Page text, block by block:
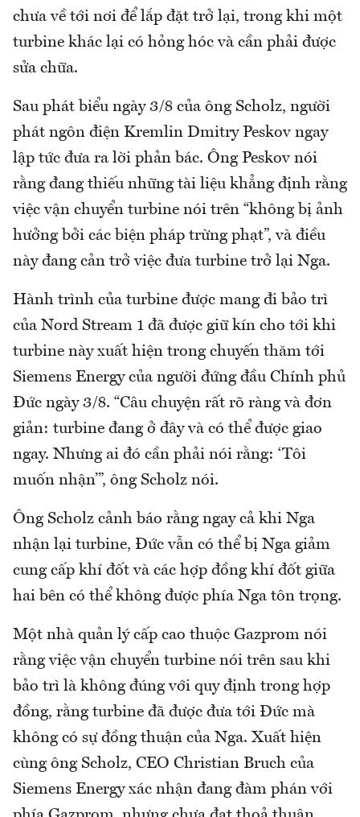
chưa về tới nơi để lắp đặt trở lại, trong khi một
turbine khác lại có hỏng hóc và cần phải được
sửa chữa.
Sau phát biểu ngày 3/8 của ông Scholz, người
phát ngôn điện Kremlin Dmitry Peskov ngay
lập tức đưa ra lời phản bác. Ông Peskov nói
rằng đang thiếu những tài liệu khẳng định rằng
việc vận chuyển turbine nói trên “không bị ảnh
hưởng bởi các biện pháp trừng phạt”, và điều
này đang cản trở việc đưa turbine trở lại Nga.
Hành trình của turbine được mang đi bảo trì
của Nord Stream 1 đã được giữ kín cho tới khi
turbine này xuất hiện trong chuyến thăm tới
Siemens Energy của người đứng đầu Chính phủ
Đức ngày 3/8. “Câu chuyện rất rõ ràng và đơn
giản: turbine đang ở đây và có thể được giao
ngay. Nhưng ai đó cần phải nói rằng: ‘Tôi
muốn nhận’”, ông Scholz nói.
Ông Scholz cảnh báo rằng ngay cả khi Nga
nhận lại turbine, Đức vẫn có thể bị Nga giảm
cung cấp khí đốt và các hợp đồng khí đốt giữa
hai bên có thể không được phía Nga tôn trọng.
Một nhà quản lý cấp cao thuộc Gazprom nói
rằng việc vận chuyển turbine nói trên sau khi
bảo trì là không đúng với quy định trong hợp
đồng, rằng turbine đã được đưa tới Đức mà
không có sự đồng thuận của Nga. Xuất hiện
cùng ông Scholz, CEO Christian Bruch của
Siemens Energy xác nhận đang đàm phán với